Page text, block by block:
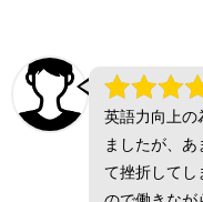
英語力向上の
ましたが、
て挫折してし